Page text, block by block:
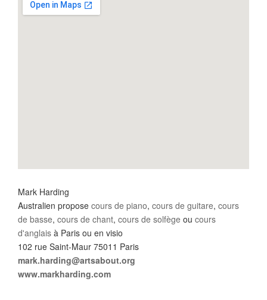
Mark Harding
Australien propose cours de piano, cours de guitare, cours
de basse, cours de chant, cours de solfège ou cours
d'anglais à Paris ou en visio
102 rue Saint-Maur 75011 Paris
mark.harding@artsabout.org
www.markharding.com